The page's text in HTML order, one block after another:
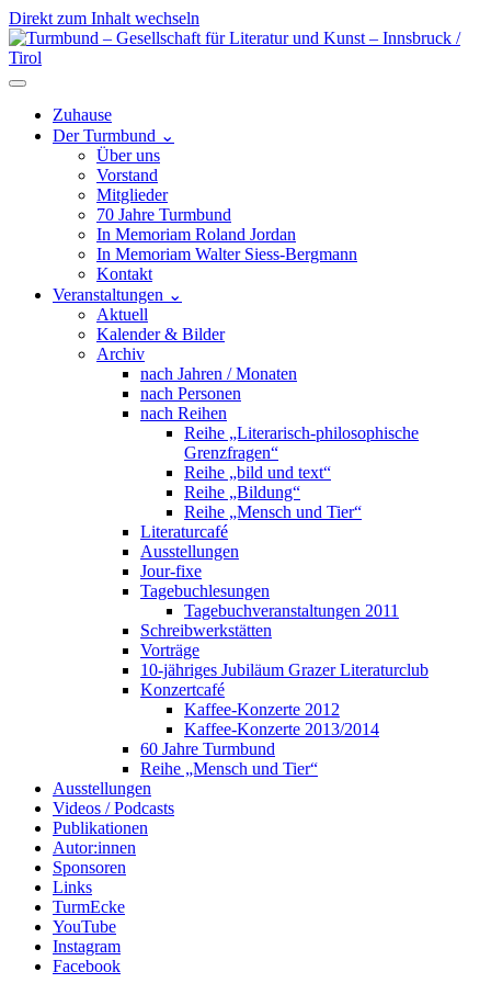
Direkt zum Inhalt wechseln
Hauptnavigation
Zuhause
Der Turmbund ⌄
Über uns
Vorstand
Mitglieder
70 Jahre Turmbund
In Memoriam Roland Jordan
In Memoriam Walter Siess-Bergmann
Kontakt
Veranstaltungen ⌄
Aktuell
Kalender & Bilder
Archiv
nach Jahren / Monaten
nach Personen
nach Reihen
Reihe „Literarisch-philosophische
Grenzfragen“
Reihe „bild und text“
Reihe „Bildung“
Reihe „Mensch und Tier“
Literaturcafé
Ausstellungen
Jour-fixe
Tagebuchlesungen
Tagebuchveranstaltungen 2011
Schreibwerkstätten
Vorträge
10-jähriges Jubiläum Grazer Literaturclub
Konzertcafé
Kaffee-Konzerte 2012
Kaffee-Konzerte 2013/2014
60 Jahre Turmbund
Reihe „Mensch und Tier“
Ausstellungen
Videos / Podcasts
Publikationen
Autor:innen
Sponsoren
Links
TurmEcke
YouTube
Instagram
Facebook